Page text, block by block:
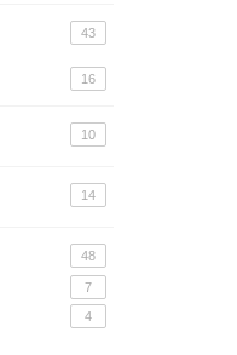
43
16
10
14
48
7
4